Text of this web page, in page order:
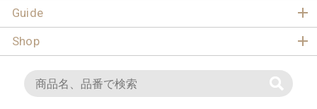
Guide
Shop